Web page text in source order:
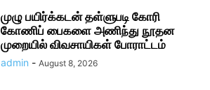
முழு பயிர்க்கடன் தள்ளுபடி கோரி
கோணிப் பைகளை அணிந்து நூதன
முறையில் விவசாயிகள் போராட்டம்
admin - August 8, 2026